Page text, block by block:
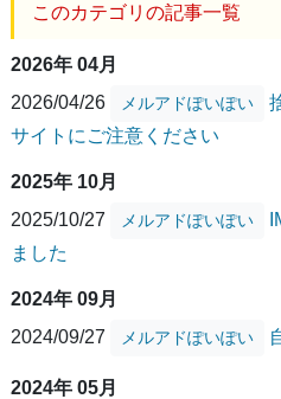
このカテゴリの記事一覧
2026年 04月
2026/04/26
メルアドぽいぽい
サイトにご注意ください
2025年 10月
2025/10/27
メルアドぽいぽい
ました
2024年 09月
2024/09/27
メルアドぽいぽい
2024年 05月